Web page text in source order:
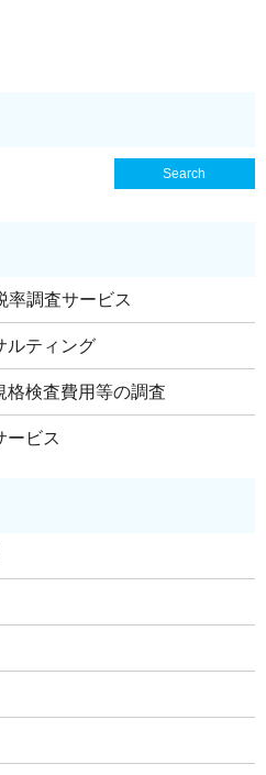
率調査サービス
ルティング
格検査費用等の調査
ービス